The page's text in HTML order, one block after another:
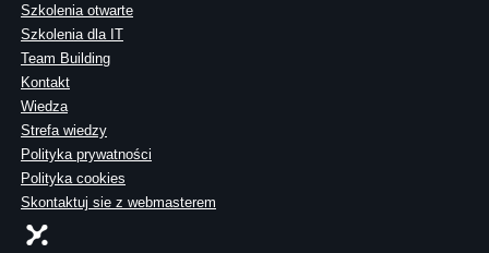
Szkolenia otwarte
Szkolenia dla IT
Team Building
Kontakt
Wiedza
Strefa wiedzy
Polityka prywatności
Polityka cookies
Skontaktuj sie z webmasterem